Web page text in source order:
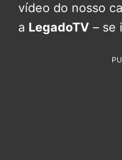
vídeo do nosso
a LegadoTV – se